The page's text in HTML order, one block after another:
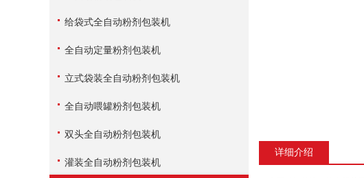
给袋式全自动粉剂包装机
全自动定量粉剂包装机
立式袋装全自动粉剂包装机
全自动喂罐粉剂包装机
双头全自动粉剂包装机
灌装全自动粉剂包装机
详细介绍